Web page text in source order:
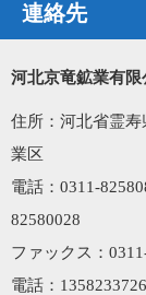
連絡先
河北京竜鉱業有限
住所：河北省霊寿
業区
電話：0311-
82580028
ファックス：
電話：